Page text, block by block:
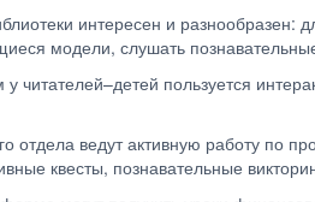
интересен и разнообразен:
модели, слушать
читателей–детей пользуется
отдела ведут активную работу по
квесты, познавательные